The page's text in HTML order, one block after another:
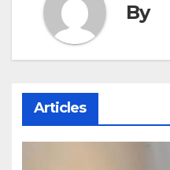
By
Articles